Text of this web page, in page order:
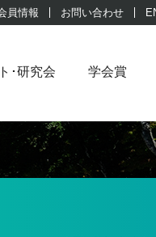
員情報 お問い合わせ
･研究会 学会賞